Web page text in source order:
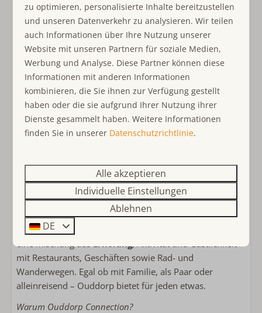
Warum Bungalowpark De Toekomst?
Der Bungalowpark De Toekomst ist eine grüne und
ruhige Ferienanlage in der Nähe von Ouddorp. Alle
Häuser verfügen über eineneingezäunten Garten
den Park besonders für Familien mitKindern attraktiv
macht, die dort sicher spielen können. Nur wenige
Schritte entfernt befindet sich dasEetcafé Westduin
ein gemütliches Restaurant für Mahlzeiten und Getränke.
Strand und Ortszentrum von Ouddorp liegen in der
näheren Umgebung und sind dank derguten
Kindern und auch für ältere Gäste.
Warum Ouddorp?
Ouddorp liegt auf der Insel Goeree-Overflakkee und ist
bekannt für seine weitenSandstrände, die unberührte
Natur und den gemütlichen Ortskern. Hier erleben Sie
eine Mischung ausErholung, Aktivität und Gastlichkeit
mit Restaurants, Geschäften sowie Rad- und
Wanderwegen. Egal ob mit Familie, als Paar oder
alleinreisend – Ouddorp bietet für jeden etwas.
Warum Ouddorp Connection?
zu optimieren, personalisierte Inhalte bereitzustellen
und unseren Datenverkehr zu analysieren. Wir teilen
auch Informationen über Ihre Nutzung unserer
Website mit unseren Partnern für soziale Medien,
Werbung und Analyse. Diese Partner können diese
Informationen mit anderen Informationen
kombinieren, die Sie ihnen zur Verfügung gestellt
haben oder die sie aufgrund Ihrer Nutzung ihrer
Dienste gesammelt haben. Weitere Informationen
finden Sie in unserer Datenschutzrichtlinie.
Alle akzeptieren
Individuelle Einstellungen
Ablehnen
DE